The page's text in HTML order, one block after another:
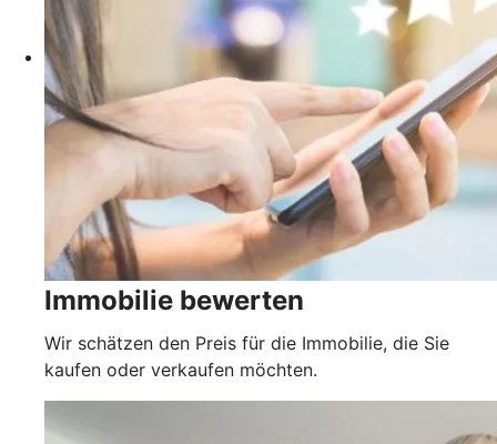
Immobilie bewerten
Wir schätzen den Preis für die Immobilie, die Sie
kaufen oder verkaufen möchten.